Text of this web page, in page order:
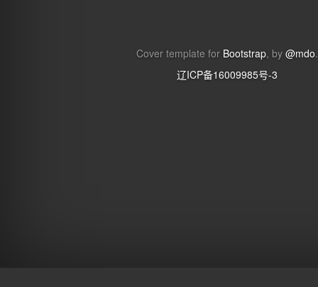
Cover template for Bootstrap, by @mdo.
辽ICP备16009985号-3